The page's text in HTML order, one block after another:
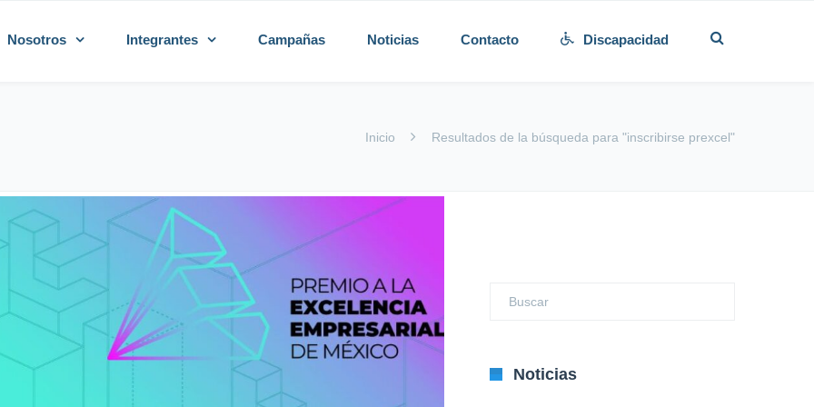
Nosotros Integrantes Campañas Noticias Contacto Discapacidad
Inicio Resultados de la búsqueda para "inscribirse prexcel"
Noticias